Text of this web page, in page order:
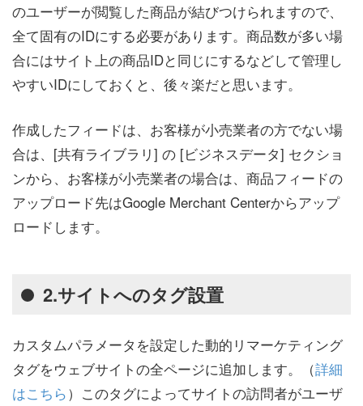
のユーザーが閲覧した商品が結びつけられますので、
全て固有のIDにする必要があります。商品数が多い場
合にはサイト上の商品IDと同じにするなどして管理し
やすいIDにしておくと、後々楽だと思います。
作成したフィードは、お客様が小売業者の方でない場
合は、[共有ライブラリ] の [ビジネスデータ] セクショ
ンから、お客様が小売業者の場合は、商品フィードの
アップロード先はGoogle Merchant Centerからアップ
ロードします。
2.サイトへのタグ設置
カスタムパラメータを設定した動的リマーケティング
タグをウェブサイトの全ページに追加します。（詳細
はこちら）このタグによってサイトの訪問者がユーザ